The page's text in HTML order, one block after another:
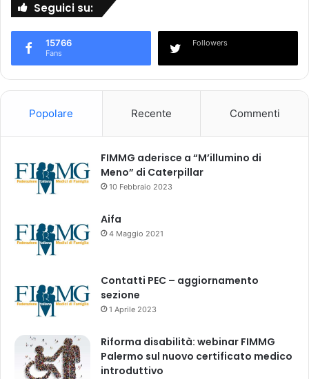
i
e
Seguici su:
15766
Fans
Followers
Popolare Recente Commenti
FIMMG aderisce a “M’illumino di
Meno” di Caterpillar
10 Febbraio 2023
Aifa
4 Maggio 2021
Contatti PEC – aggiornamento
sezione
1 Aprile 2023
Riforma disabilità: webinar FIMMG
Palermo sul nuovo certificato medico
introduttivo